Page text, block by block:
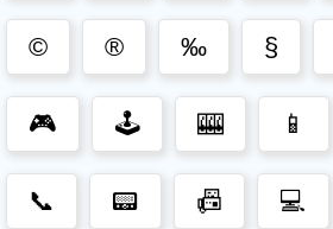
© ® ‰ §
🎮 🕹️ 🎰 📱
📞 📟 📠 💻